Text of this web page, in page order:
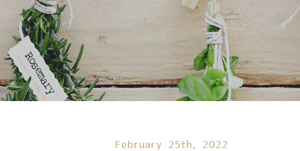
February 25th, 2022